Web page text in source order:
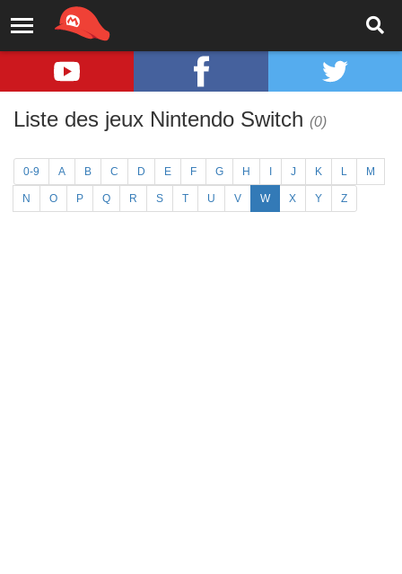
Liste des jeux Nintendo Switch (0)
0-9 A B C D E F G H J K L M
N O P Q R S T U V W X Y Z